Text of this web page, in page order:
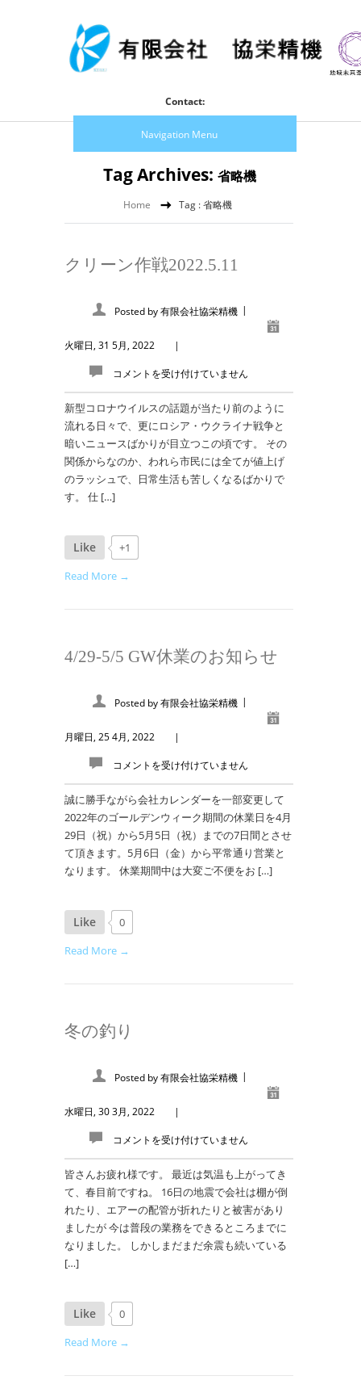
Contact:
Navigation Menu
Tag Archives:省略機
Home Tag : 省略機
クリーン作戦2022.5.11
Posted by有限会社協栄精機 |
火曜日, 31 5月, 2022 |
コメントを受け付けていません
新型コロナウイルスの話題が当たり前のように
流れる日々で、更にロシア・ウクライナ戦争と
暗いニュースばかりが目立つこの頃です。 その
関係からなのか、われら市民には全てが値上げ
のラッシュで、日常生活も苦しくなるばかりで
す。 仕 […]
Like
+1
Read More →
4/29-5/5 GW休業のお知らせ
Posted by有限会社協栄精機 |
月曜日, 25 4月, 2022 |
コメントを受け付けていません
誠に勝手ながら会社カレンダーを一部変更して
2022年のゴールデンウィーク期間の休業日を4月
29日（祝）から5月5日（祝）までの7日間とさせ
て頂きます。5月6日（金）から平常通り営業と
なります。 休業期間中は大変ご不便をお […]
Like
0
Read More →
冬の釣り
Posted by有限会社協栄精機 |
水曜日, 30 3月, 2022 |
コメントを受け付けていません
皆さんお疲れ様です。 最近は気温も上がってき
て、春目前ですね。 16日の地震で会社は棚が倒
れたり、エアーの配管が折れたりと被害があり
ましたが 今は普段の業務をできるところまでに
なりました。 しかしまだまだ余震も続いている
[…]
Like
0
Read More →